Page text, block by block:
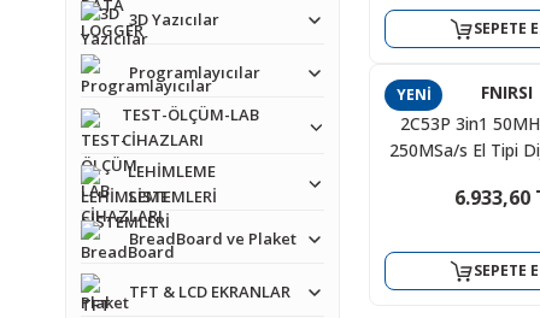
3D Yazıcılar
Programlayıcılar
TEST-ÖLÇÜM-LAB
CİHAZLARI
LEHİMLEME
SİSTEMLERİ
BreadBoard ve Plaket
TFT & LCD EKRANLAR
SEPETE
YENİ
FNIRSI
2C53P 3in1
250MSa/s El Tipi
Sinyal
6.933,60
SEPETE